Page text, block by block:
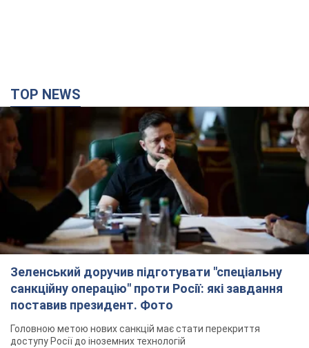
TOP NEWS
Зеленський доручив підготувати "спеціальну
санкційну операцію" проти Росії: які завдання
поставив президент. Фото
Головною метою нових санкцій має стати перекриття
доступу Росії до іноземних технологій